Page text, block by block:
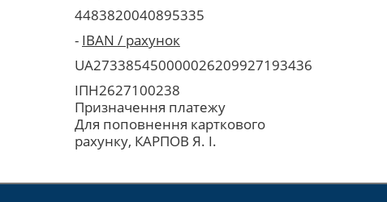
4483820040895335
- IBAN / рахунок
UA273385450000026209927193436
ІПН2627100238
Призначення платежу
Для поповнення карткового
рахунку, КАРПОВ Я. І.